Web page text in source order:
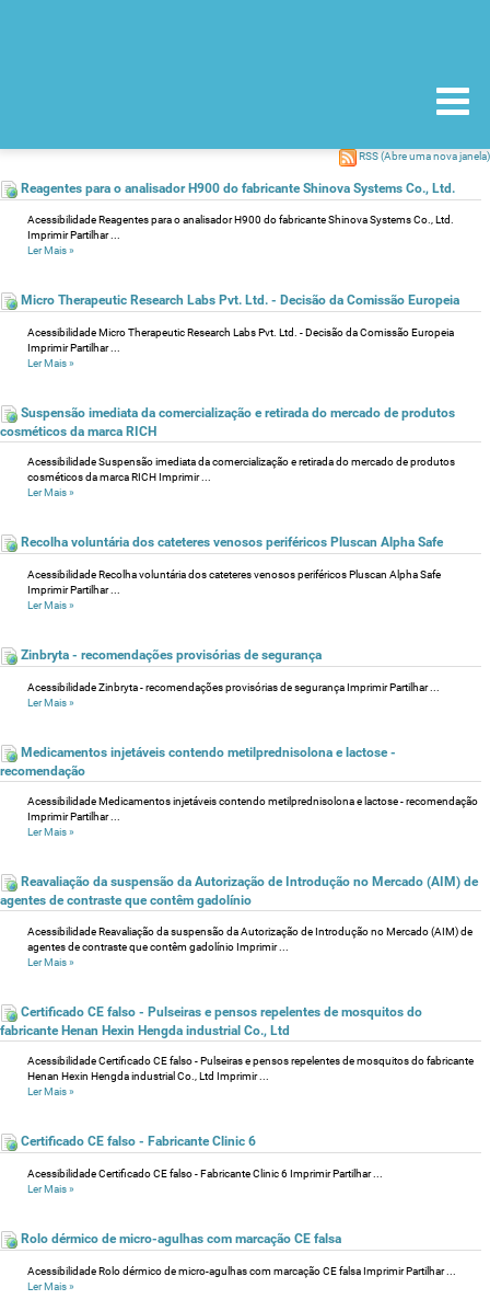
RSS(Abre uma nova janela)
Reagentes para o analisador H900 do fabricante Shinova Systems Co., Ltd.
Acessibilidade Reagentes para o analisador H900 do fabricante Shinova Systems Co., Ltd.
Imprimir Partilhar ...
Ler Mais»
Micro Therapeutic Research Labs Pvt. Ltd. - Decisão da Comissão Europeia
Acessibilidade Micro Therapeutic Research Labs Pvt. Ltd. - Decisão da Comissão Europeia
Imprimir Partilhar ...
Ler Mais»
Suspensão imediata da comercialização e retirada do mercado de produtos
cosméticos da marca RICH
Acessibilidade Suspensão imediata da comercialização e retirada do mercado de produtos
cosméticos da marca RICH Imprimir ...
Ler Mais»
Recolha voluntária dos cateteres venosos periféricos Pluscan Alpha Safe
Acessibilidade Recolha voluntária dos cateteres venosos periféricos Pluscan Alpha Safe
Imprimir Partilhar ...
Ler Mais»
Zinbryta - recomendações provisórias de segurança
Acessibilidade Zinbryta - recomendações provisórias de segurança Imprimir Partilhar ...
Ler Mais»
Medicamentos injetáveis contendo metilprednisolona e lactose -
recomendação
Acessibilidade Medicamentos injetáveis contendo metilprednisolona e lactose - recomendação
Imprimir Partilhar ...
Ler Mais»
Reavaliação da suspensão da Autorização de Introdução no Mercado (AIM) de
agentes de contraste que contêm gadolínio
Acessibilidade Reavaliação da suspensão da Autorização de Introdução no Mercado (AIM) de
agentes de contraste que contêm gadolínio Imprimir ...
Ler Mais»
Certificado CE falso - Pulseiras e pensos repelentes de mosquitos do
fabricante Henan Hexin Hengda industrial Co., Ltd
Acessibilidade Certificado CE falso - Pulseiras e pensos repelentes de mosquitos do fabricante
Henan Hexin Hengda industrial Co., Ltd Imprimir ...
Ler Mais»
Certificado CE falso - Fabricante Clinic 6
Acessibilidade Certificado CE falso - Fabricante Clinic 6 Imprimir Partilhar ...
Ler Mais»
Rolo dérmico de micro-agulhas com marcação CE falsa
Acessibilidade Rolo dérmico de micro-agulhas com marcação CE falsa Imprimir Partilhar ...
Ler Mais»